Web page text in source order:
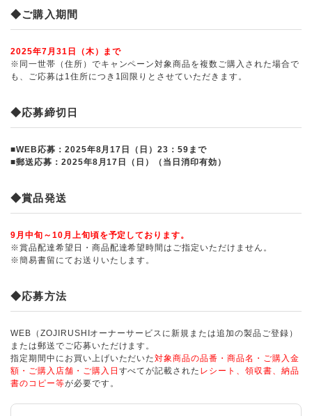
◆ご購入期間
2025年7月31日（木）まで
※同一世帯（住所）でキャンペーン対象商品を複数ご購入された場合で
も、ご応募は1住所につき1回限りとさせていただきます。
◆応募締切日
■WEB応募：2025年8月17日（日）23：59まで
■郵送応募：2025年8月17日（日）（当日消印有効）
◆賞品発送
9月中旬～10月上旬頃を予定しております。
※賞品配達希望日・商品配達希望時間はご指定いただけません。
※簡易書留にてお送りいたします。
◆応募方法
WEB（ZOJIRUSHIオーナーサービスに新規または追加の製品ご登録）
または郵送でご応募いただけます。
指定期間中にお買い上げいただいた対象商品の品番・商品名・ご購入金
額・ご購入店舗・ご購入日 すべてが記載された レシート、領収書、納品
書のコピー等が必要です。